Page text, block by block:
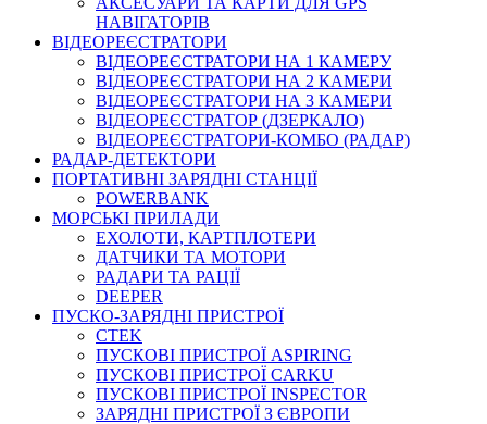
НАВІГАТОРІВ
ВІДЕОРЕЄСТРАТОРИ
ВІДЕОРЕЄСТРАТОРИ НА 1 КАМЕРУ
ВІДЕОРЕЄСТРАТОРИ НА 2 КАМЕРИ
ВІДЕОРЕЄСТРАТОРИ НА 3 КАМЕРИ
ВІДЕОРЕЄСТРАТОР (ДЗЕРКАЛО)
ВІДЕОРЕЄСТРАТОРИ-КОМБО (РАДАР)
РАДАР-ДЕТЕКТОРИ
ПОРТАТИВНІ ЗАРЯДНІ СТАНЦІЇ
POWERBANK
МОРСЬКІ ПРИЛАДИ
ЕХОЛОТИ, КАРТПЛОТЕРИ
ДАТЧИКИ ТА МОТОРИ
РАДАРИ ТА РАЦІЇ
DEEPER
ПУСКО-ЗАРЯДНІ ПРИСТРОЇ
CTEK
ПУСКОВІ ПРИСТРОЇ ASPIRING
ПУСКОВІ ПРИСТРОЇ CARKU
ПУСКОВІ ПРИСТРОЇ INSPECTOR
ЗАРЯДНІ ПРИСТРОЇ З ЄВРОПИ